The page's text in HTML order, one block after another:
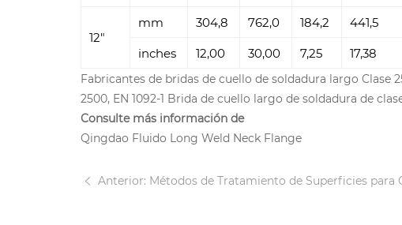
12"
mm 304,8 762,0 184,2
441,5
inches
12,00 30,00 7,25 17,38
Fabricantes de bridas de cuello de soldadura largo Clase
2500, EN 1092-1 Brida de cuello largo de soldadura de
Consulte más información de
Qingdao Fluido Long Weld Neck Flange
Anterior: Métodos de Tratamiento de Superficies para